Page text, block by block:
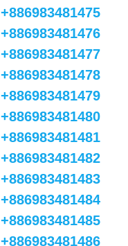
+886983481475
+886983481476
+886983481477
+886983481478
+886983481479
+886983481480
+886983481481
+886983481482
+886983481483
+886983481484
+886983481485
+886983481486